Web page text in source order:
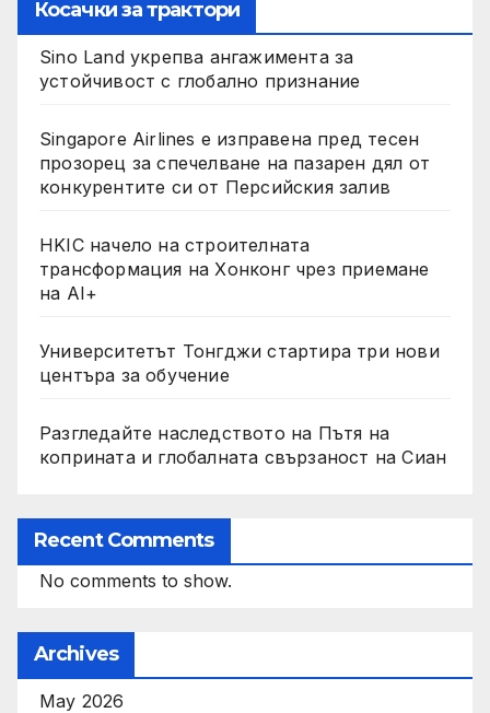
Косачки за трактори
Sino Land укрепва ангажимента за
устойчивост с глобално признание
Singapore Airlines е изправена пред тесен
прозорец за спечелване на пазарен дял от
конкурентите си от Персийския залив
HKIC начело на строителната
трансформация на Хонконг чрез приемане
на AI+
Университетът Тонгджи стартира три нови
центъра за обучение
Разгледайте наследството на Пътя на
коприната и глобалната свързаност на Сиан
Recent Comments
No comments to show.
Archives
May 2026